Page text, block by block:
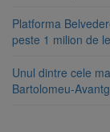
Platforma
peste 1 milion de
Unul dintre cele
Bartolomeu-